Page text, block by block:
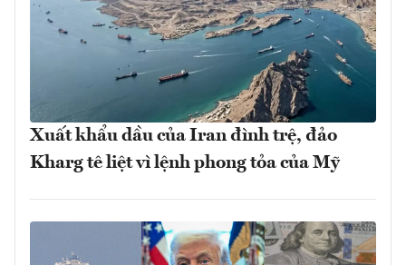
Xuất khẩu dầu của Iran đình trệ, đảo
Kharg tê liệt vì lệnh phong tỏa của Mỹ